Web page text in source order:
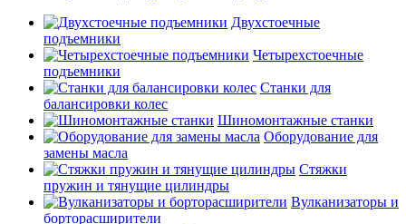
Двухстоечные
подъемники
Четырехстоечные
подъемники
Станки для
балансировки колес
Шиномонтажные станки
Оборудование для
замены масла
Стяжки
пружин и тянущие цилиндры
Вулканизаторы и
борторасширители